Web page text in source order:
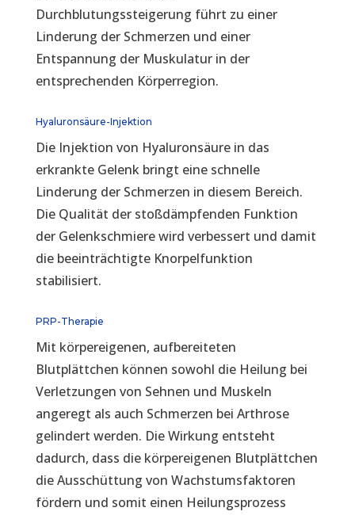
Durchblutungssteigerung führt zu einer
Linderung der Schmerzen und einer
Entspannung der Muskulatur in der
entsprechenden Körperregion.
Hyaluronsäure-Injektion
Die Injektion von Hyaluronsäure in das
erkrankte Gelenk bringt eine schnelle
Linderung der Schmerzen in diesem Bereich.
Die Qualität der stoßdämpfenden Funktion
der Gelenkschmiere wird verbessert und damit
die beeinträchtigte Knorpelfunktion
stabilisiert.
PRP-Therapie
Mit körpereigenen, aufbereiteten
Blutplättchen können sowohl die Heilung bei
Verletzungen von Sehnen und Muskeln
angeregt als auch Schmerzen bei Arthrose
gelindert werden. Die Wirkung entsteht
dadurch, dass die körpereigenen Blutplättchen
die Ausschüttung von Wachstumsfaktoren
fördern und somit einen Heilungsprozess